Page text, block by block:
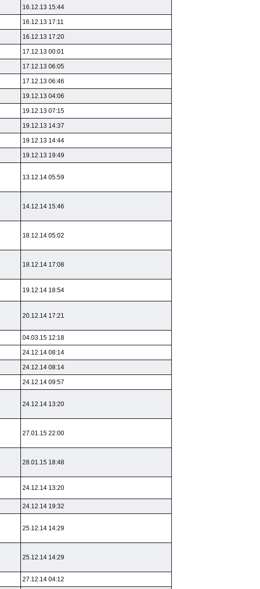
16.12.13 15:44
16.12.13 17:11
16.12.13 17:20
17.12.13 00:01
17.12.13 06:05
17.12.13 06:46
19.12.13 04:06
19.12.13 07:15
19.12.13 14:37
19.12.13 14:44
19.12.13 19:49
13.12.14 05:59
14.12.14 15:46
18.12.14 05:02
18.12.14 17:08
19.12.14 18:54
20.12.14 17:21
04.03.15 12:18
24.12.14 08:14
24.12.14 08:14
24.12.14 09:57
24.12.14 13:20
27.01.15 22:00
28.01.15 18:48
24.12.14 13:20
24.12.14 19:32
25.12.14 14:29
25.12.14 14:29
27.12.14 04:12